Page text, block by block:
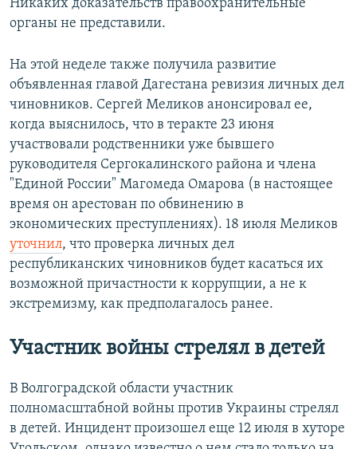
Никаких доказательств правоохранительные
органы не представили.
На этой неделе также получила развитие
объявленная главой Дагестана ревизия личных дел
чиновников. Сергей Меликов анонсировал ее,
когда выяснилось, что в теракте 23 июня
участвовали родственники уже бывшего
руководителя Сергокалинского района и члена
"Единой России" Магомеда Омарова (в настоящее
время он арестован по обвинению в
экономических преступлениях). 18 июля Меликов
уточнил, что проверка личных дел
республиканских чиновников будет касаться их
возможной причастности к коррупции, а не к
экстремизму, как предполагалось ранее.
Участник войны стрелял в детей
В Волгоградской области участник
полномасштабной войны против Украины стрелял
в детей. Инцидент произошел еще 12 июля в хуторе